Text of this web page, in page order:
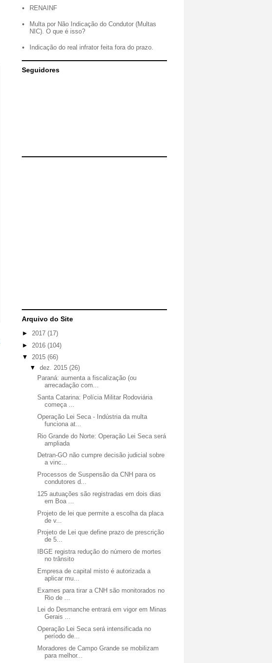
RENAINF
Multa por Não Indicação do Condutor (Multas
NIC). O que é isso?
Indicação do real infrator feita fora do prazo.
Seguidores
Arquivo do Site
► 2017 (17)
► 2016 (104)
▼ 2015 (66)
▼ dez. 2015 (26)
Paraná: aumenta a fiscalização (ou
arrecadação com...
Santa Catarina: Polícia Militar Rodoviária
começa ...
Operação Lei Seca - Indústria da multa
funciona at...
Rio Grande do Norte: Operação Lei Seca será
ampliada
Detran-GO não cumpre decisão judicial sobre
a vinc...
Processos de Suspensão da CNH para os
condutores d...
125 autuações são registradas em dois dias
em Boa ...
Projeto de lei que permite a escolha da placa
de v...
Projeto de Lei que define prazo de prescrição
de 5...
IBGE registra redução do número de mortes
no trânsito
Empresa de capital misto é autorizada a
aplicar mu...
Exames para tirar a CNH são monitorados no
Rio de ...
Lei do Desmanche entrará em vigor em Minas
Gerais ...
Operação Lei Seca será intensificada no
período de...
Moradores de Campo Grande se mobilizam
para melhor...